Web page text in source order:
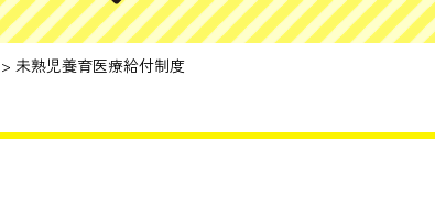
> 未熟児養育医療給付制度